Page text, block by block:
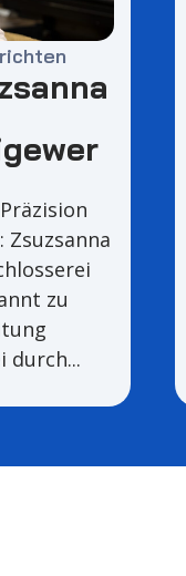
zu
durch...